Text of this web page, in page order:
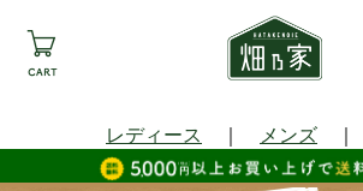
レディース ｜ メンズ ｜